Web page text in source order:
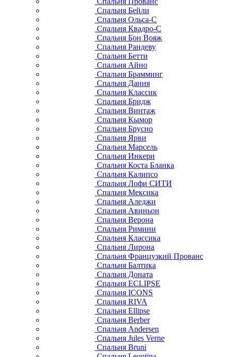
Спальня Бейли
Спальня Ольса-С
Спальня Квадро-С
Спальня Бон Вояж
Спальня Рандеву
Спальня Бетти
Спальня Айно
Спальня Брамминг
Спальня Дания
Спальня Классик
Спальня Бридж
Спальня Винтаж
Спальня Кымор
Спальня Брусно
Спальня Ярви
Спальня Марсель
Спальня Инкери
Спальня Коста Бланка
Спальня Калипсо
Спальня Лофи СИТИ
Спальня Мексика
Спальня Аледжи
Спальня Авиньон
Спальня Верона
Спальня Римини
Спальня Классика
Спальня Лирона
Спальня Французкий Прованс
Спальня Балтика
Спальня Доната
Спальня ECLIPSE
Спальня ICONS
Спальня RIVA
Спальня Ellipse
Спальня Berber
Спальня Andersen
Спальня Jules Verne
Спальня Bruni